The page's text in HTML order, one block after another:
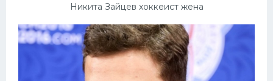
Никита Зайцев хоккеист жена